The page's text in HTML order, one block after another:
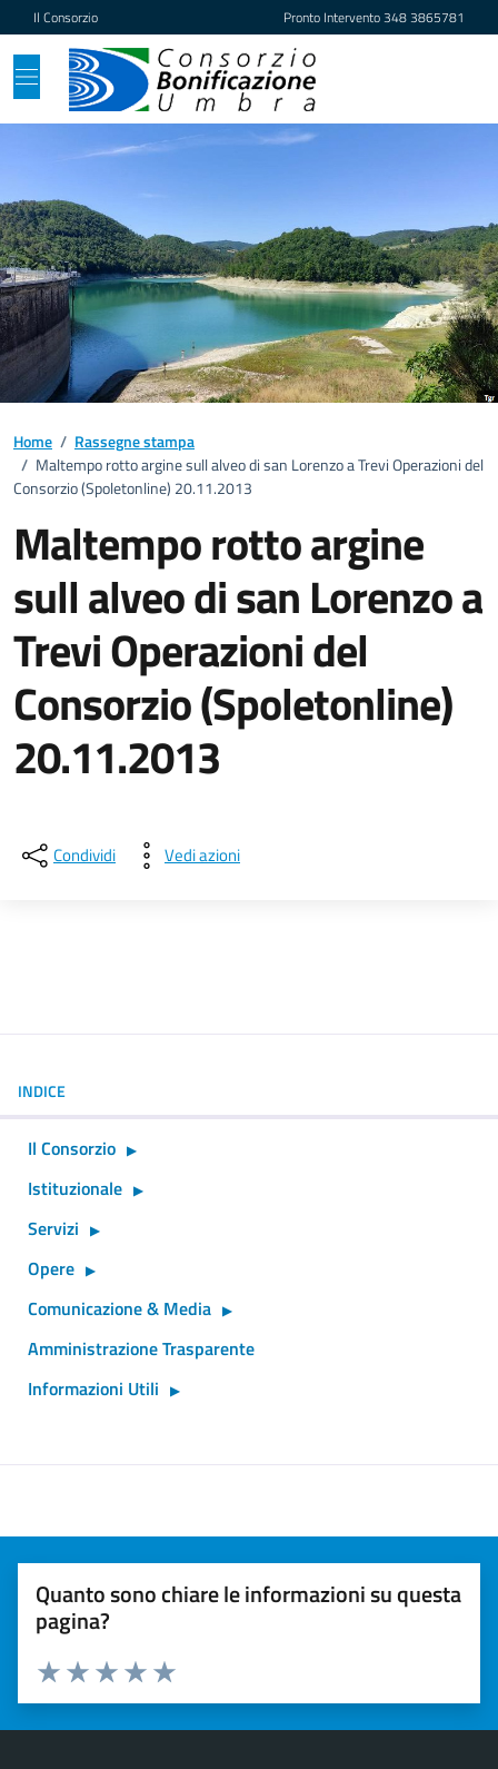
Vai ai contenuti
Vai al footer
Il Consorzio Pronto Intervento348 3865781
Home / Rassegne stampa
/ Maltempo rotto argine sull alveo di san Lorenzo a Trevi Operazioni del
Consorzio (Spoletonline) 20.11.2013
Maltempo rotto argine
sull alveo di san Lorenzo a
Trevi Operazioni del
Consorzio (Spoletonline)
20.11.2013
Condividi Vedi azioni
INDICE
Il Consorzio
Istituzionale
Servizi
Opere
Comunicazione & Media
Amministrazione Trasparente
Informazioni Utili
Quanto sono chiare le informazioni su questa
pagina?
Valuta 5 stelle su 5
Valuta 4 stelle su 5
Valuta 3 stelle su 5
Valuta 2 stelle su 5
Valuta 1 stelle su 5